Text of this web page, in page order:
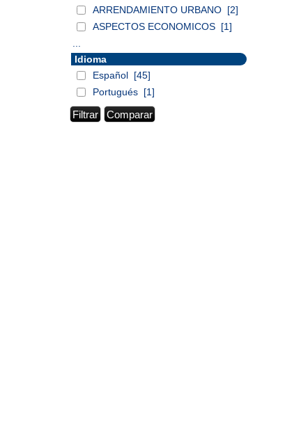
ARRENDAMIENTO URBANO [2]
ASPECTOS ECONOMICOS [1]
Idioma
Español [45]
Portugués [1]